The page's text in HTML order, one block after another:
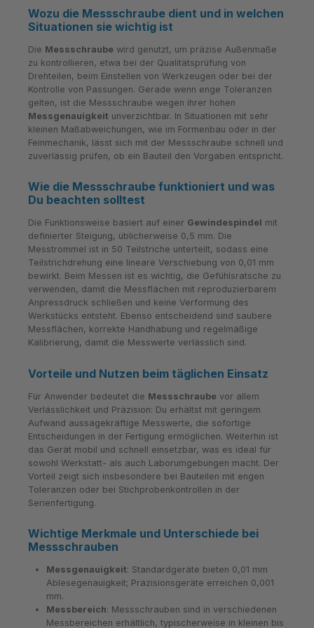
Wozu die Messschraube dient und in welchen
Situationen sie wichtig ist
Die Messschraube wird genutzt, um präzise Außenmaße
zu kontrollieren, etwa bei der Qualitätsprüfung von
Drehteilen, beim Einstellen von Werkzeugen oder bei der
Kontrolle von Passungen. Gerade wenn enge Toleranzen
gelten, ist die Messschraube wegen ihrer hohen
Messgenauigkeit unverzichtbar. In Situationen mit sehr
kleinen Maßabweichungen, wie im Formenbau oder in der
Feinmechanik, lässt sich mit der Messschraube schnell und
zuverlässig prüfen, ob ein Bauteil den Vorgaben entspricht.
Wie die Messschraube funktioniert und was
Du beachten solltest
Die Funktionsweise basiert auf einer Gewindespindel mit
definierter Steigung, üblicherweise 0,5 mm. Die
Messtrommel ist in 50 Teilstriche unterteilt, sodass eine
Teilstrichdrehung eine lineare Verschiebung von 0,01 mm
bewirkt. Beim Messen ist es wichtig, die Gefühlsratsche zu
verwenden, damit die Messflächen mit reproduzierbarem
Anpressdruck schließen und keine Verformung des
Werkstücks entsteht. Ebenso entscheidend sind saubere
Messflächen, korrekte Handhabung und regelmäßige
Kalibrierung, damit die Messwerte verlässlich sind.
Vorteile und Nutzen beim täglichen Einsatz
Für Anwender bedeutet die Messschraube vor allem
Verlässlichkeit und Präzision: Du erhältst mit geringem
Aufwand aussagekräftige Messwerte, die sofortige
Entscheidungen in der Fertigung ermöglichen. Weiterhin ist
das Gerät mobil und schnell einsetzbar, was es ideal für
sowohl Werkstatt- als auch Laborumgebungen macht. Der
Vorteil zeigt sich insbesondere bei Bauteilen mit engen
Toleranzen oder bei Stichprobenkontrollen in der
Serienfertigung.
Wichtige Merkmale und Unterschiede bei
Messschrauben
Messgenauigkeit: Standardgeräte bieten 0,01 mm
Ablesegenauigkeit; Präzisionsgeräte erreichen 0,001
mm.
Messbereich: Messschrauben sind in verschiedenen
Messbereichen erhältlich, typischerweise in kleinen bis